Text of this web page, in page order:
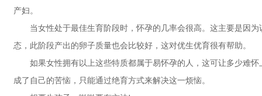
产妇。
当女性处于最佳生育阶段时，怀孕的几率会很高。这主要是因为
态，此阶段产出的卵子质量也会比较好，这对优生优育很有帮助。
如果女性拥有以上这些特质都属于易怀孕的人，这可让多少难怀
成了自己的苦恼，只能通过绝育方式来解决这一烦恼。